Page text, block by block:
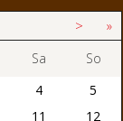
> »
Sa
So
4
5
11
12